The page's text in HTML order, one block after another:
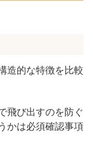
造的な特徴を比較
飛び出すのを防ぐ
かは必須確認事項